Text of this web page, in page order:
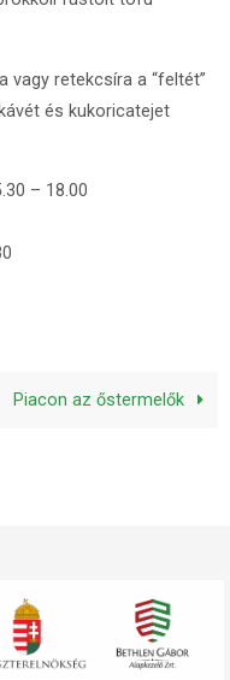
vagy retekcsíra a “feltét”
és kukoricatejet
– 18.00
Piacon az őstermelők